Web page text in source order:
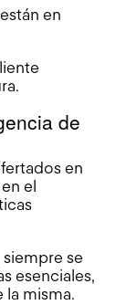
en
de
en
el
siempre se
esenciales,
la misma.